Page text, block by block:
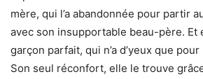
mère, qui l’a abandonnée pour partir
avec son insupportable beau-père. Et
garçon parfait, qui n’a d’yeux que
Son seul réconfort, elle le trouve